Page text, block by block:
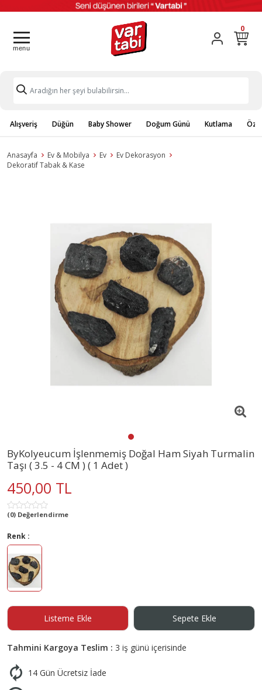
0
Alışveriş Düğün Baby Shower Doğum Günü Kutlama
Anasayfa Ev & Mobilya Ev
Ev Dekorasyon
Dekoratif Tabak & Kase
ByKolyeucum İşlenmemiş Doğal Ham Siyah Turmalin
Taşı ( 3.5 - 4 CM ) ( 1 Adet )
450,00 TL
(0) Değerlendirme
Renk :
Listeme Ekle Sepete Ekle
Tahmini Kargoya Teslim : 3 iş günü içerisinde
14 Gün Ücretsiz İade